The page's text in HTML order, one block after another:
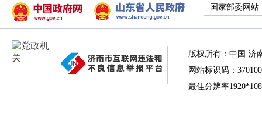
国家部委网站
版权所有：中国·济
网站标识码：
最佳分辨率